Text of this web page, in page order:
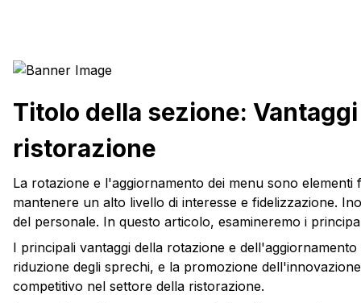
Titolo della sezione:
ristorazione
La rotazione e l'aggiornamento dei menu sono
mantenere un alto livello di interesse e fidelizzazione.
del personale. In questo articolo, esamineremo i
I principali vantaggi della rotazione e
riduzione degli sprechi, e la promozione
competitivo nel settore della ristorazione.